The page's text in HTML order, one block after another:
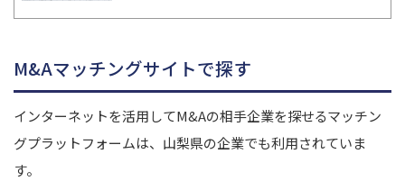
M&Aマッチングサイトで探す
インターネットを活用してM&Aの相手企業を探せるマッチン
グプラットフォームは、山梨県の企業でも利用されていま
す。